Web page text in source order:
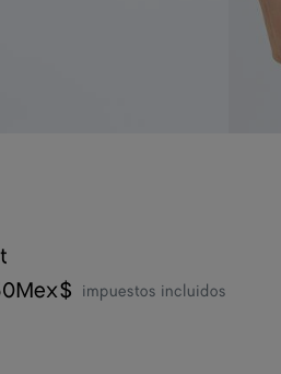
impuestos incluidos